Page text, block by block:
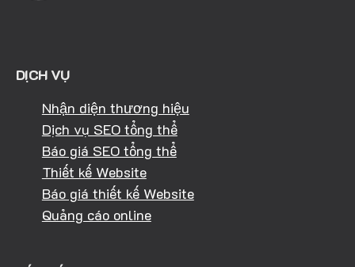
DỊCH VỤ
Nhận diện thương hiệu
Dịch vụ SEO tổng thể
Báo giá SEO tổng thể
Thiết kế Website
Báo giá thiết kế Website
Quảng cáo online